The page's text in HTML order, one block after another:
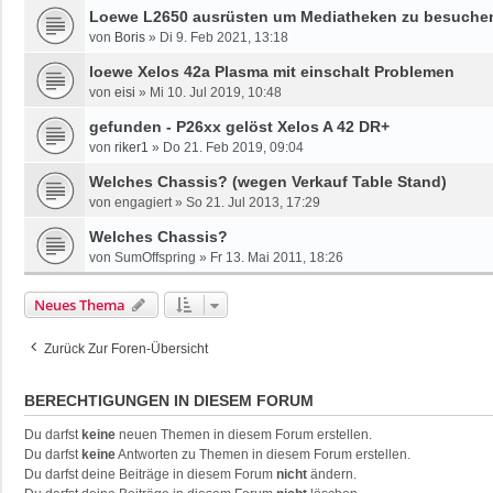
Loewe L2650 ausrüsten um Mediatheken zu
von Boris » Di 9. Feb 2021, 13:18
loewe Xelos 42a Plasma mit einschalt Problemen
von eisi » Mi 10. Jul 2019, 10:48
gefunden - P26xx gelöst Xelos A 42 DR+
von riker1 » Do 21. Feb 2019, 09:04
Welches Chassis? (wegen Verkauf Table Stand)
von engagiert» So 21. Jul 2013, 17:29
Welches Chassis?
von SumOffspring » Fr 13. Mai 2011, 18:26
Neues Thema
Zurück Zur Foren-Übersicht
BERECHTIGUNGEN IN DIESEM FORUM
Du darfst keine neuen Themen in diesem Forum erstellen.
Du darfst keineAntworten zu Themen in diesem Forum erstellen.
Du darfst deine Beiträge in diesem Forum nicht ändern.